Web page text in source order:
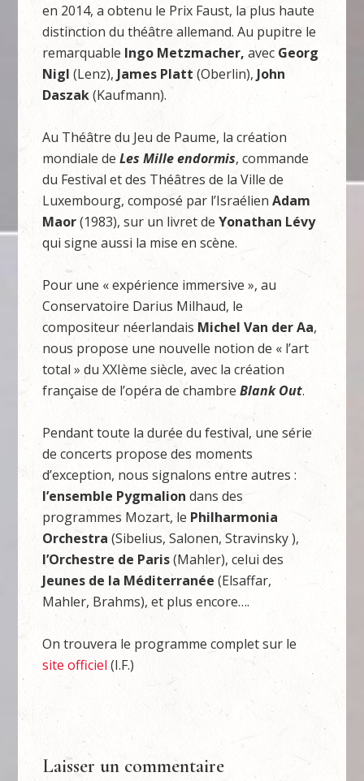
en 2014, a obtenu le Prix Faust, la plus haute
distinction du théâtre allemand. Au pupitre le
remarquable Ingo Metzmacher, avec Georg
Nigl (Lenz), James Platt (Oberlin), John
Daszak(Kaufmann).
Au Théâtre du Jeu de Paume, la création
mondiale deLes Mille endormis, commande
du Festival et des Théâtres de la Ville de
Luxembourg, composé par l’IsraélienAdam
Maor(1983), sur un livret deYonathan Lévy
qui signe aussi la mise en scène.
Pour une « expérience immersive », au
Conservatoire Darius Milhaud, le
compositeur néerlandais Michel Van der Aa,
nous propose une nouvelle notion de « l’art
total » du XXIème siècle, avec la création
française de l’opéra de chambreBlank Out.
Pendant toute la durée du festival, une série
de concerts propose des moments
d’exception, nous signalons entre autres :
l’ensemble Pygmalion dans des
programmes Mozart, le Philharmonia
Orchestra (Sibelius, Salonen, Stravinsky ),
l’Orchestre de Paris(Mahler), celui des
Jeunes de la Méditerranée (Elsaffar,
Mahler, Brahms), et plus encore….
On trouvera le programme complet sur le
site officiel(I.F.)
Laisser un commentaire